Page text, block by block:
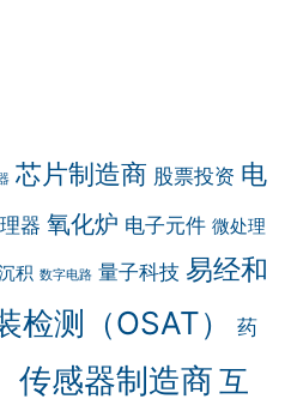
芯片制造商 股票投资 电
器 氧化炉 电子元件 微处理
积 数字电路 量子科技 易经和
检测（OSAT） 药
传感器制造商互